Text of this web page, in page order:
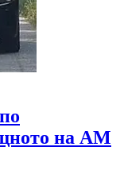
на АМ